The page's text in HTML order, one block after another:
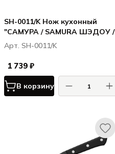
SH-0011/K Нож кухонный
"САМУРА / SAMURA ШЭДОУ /
SHADOW" овощной с
покрытием Black-coating 99
мм, AUS-8, ABS пластик
Арт. SH-0011/K
1 739 ₽
В корзину